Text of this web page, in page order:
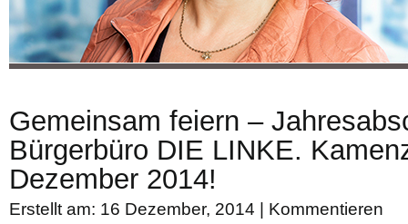
Gemeinsam feiern –
Bürgerbüro DIE LINKE.
Dezember 2014!
Erstellt am: 16 Dezember, 2014 | Kommentieren